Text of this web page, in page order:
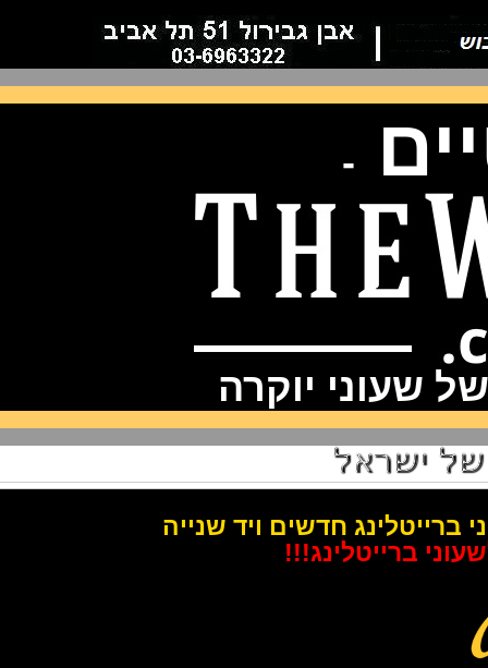
-
יוקרה
חדשים ויד שנייה
ברייטלינג!!!